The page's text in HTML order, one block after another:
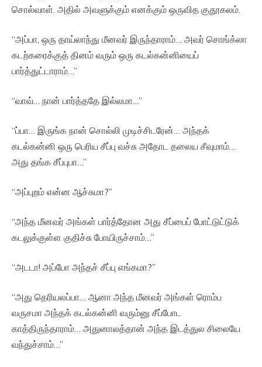
சொல்வாள். அதில் அவளுக்கும் எனக்கும் ஒருவித குதூகலம்.
“அப்பா, ஒரு தாய்லாந்து மீனவர் இருந்தாராம்… அவர் சொங்க்லா
கடற்கரைக்குத் தினம் வரும் ஒரு கடல்கன்னியைப்
பார்த்துட்டாராம்…”
“வாவ்… நான் பார்த்ததே இல்லமா…”
“ப்பா… இருங்க நான் சொல்லி முடிச்சிடரேன்… அந்தக்
கடல்கன்னி ஒரு பெரிய சீப்பு வச்சு அதோட தலைய சீவுமாம்…
அது தங்க சீப்புபா…”
“அப்புறம் என்ன ஆச்சுமா?”
“அந்த மீனவர் அங்கள் பார்த்தோன அது சீப்பைப் போட்டுட்டுக்
கடலுக்குள்ள குதிச்சு போயிருச்சாம்…”
“அடடா! அப்போ அந்தச் சீப்பு எங்கமா?”
“அது தெரியலப்பா… ஆனா அந்த மீனவர் அங்கள் ரொம்ப
வருசமா அந்தக் கடல்கன்னி வரும்னு சீப்போட
காத்திருந்தாராம்… அதுனாலத்தான் அந்த இடத்துல சிலையே
வந்துச்சாம்…”